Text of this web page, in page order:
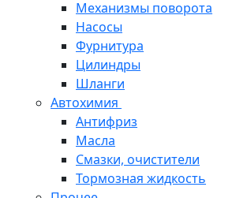
Механизмы поворота
Насосы
Фурнитура
Цилиндры
Шланги
Автохимия
Антифриз
Масла
Смазки, очистители
Тормозная жидкость